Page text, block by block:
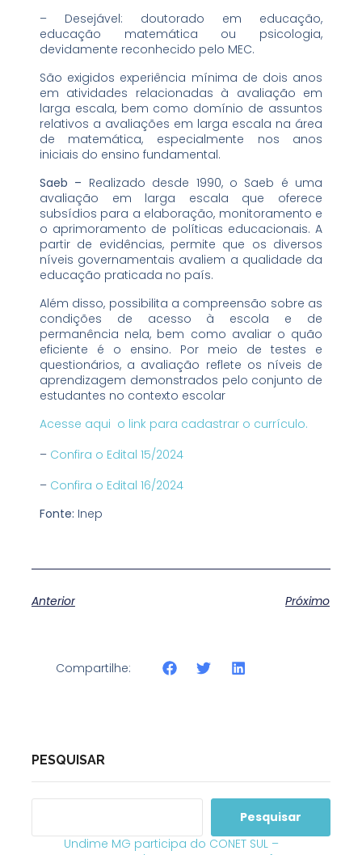
– Desejável: doutorado em educação,
educação matemática ou psicologia,
devidamente reconhecido pelo MEC.
São exigidos experiência mínima de dois anos
em atividades relacionadas à avaliação em
larga escala, bem como domínio de assuntos
relativos a avaliações em larga escala na área
de matemática, especialmente nos anos
iniciais do ensino fundamental.
Saeb – Realizado desde 1990, o Saeb é uma
avaliação em larga escala que oferece
subsídios para a elaboração, monitoramento e
o aprimoramento de políticas educacionais. A
partir de evidências, permite que os diversos
níveis governamentais avaliem a qualidade da
educação praticada no país.
Além disso, possibilita a compreensão sobre as
condições de acesso à escola e de
permanência nela, bem como avaliar o quão
eficiente é o ensino. Por meio de testes e
questionários, a avaliação reflete os níveis de
aprendizagem demonstrados pelo conjunto de
estudantes no contexto escolar
Acesse aqui o link para cadastrar o currículo.
– Confira o Edital 15/2024
– Confira o Edital 16/2024
Fonte: Inep
Anterior Próximo
Compartilhe:
PESQUISAR
Pesquisar
Undime MG participa do CONET SUL –